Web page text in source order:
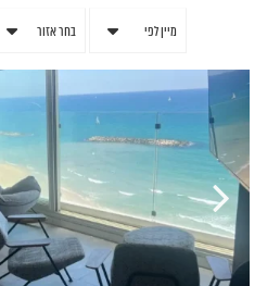
מיין לפי בחר אזור